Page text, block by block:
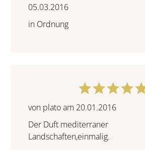
05.03.2016
in Ordnung
von plato am 20.01.2016
Der Duft mediterraner
Landschaften,einmalig.